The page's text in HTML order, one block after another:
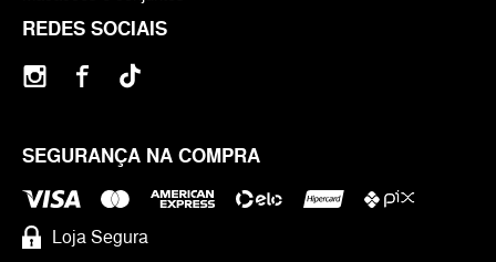
REDES SOCIAIS
SEGURANÇA NA COMPRA
Loja Segura